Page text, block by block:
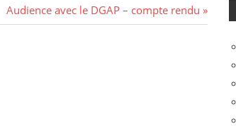
Audience avec le DGAP – compte rendu